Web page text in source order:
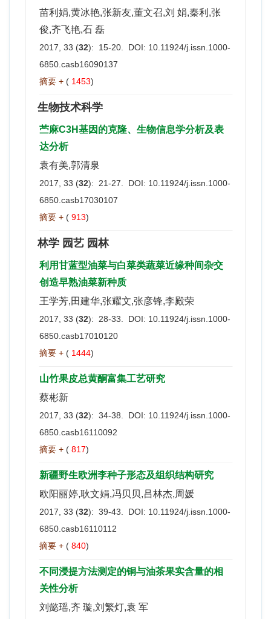
苗利娟,黄冰艳,张新友,董文召,刘 娟,秦利,张
俊,齐飞艳,石 磊
2017, 33 (32): 15-20. DOI: 10.11924/j.issn.1000-
6850.casb16090137
摘要 + ( 1453)
生物技术科学
苎麻C3H基因的克隆、生物信息学分析及表
达分析
袁有美,郭清泉
2017, 33 (32): 21-27. DOI: 10.11924/j.issn.1000-
6850.casb17030107
摘要 + ( 913)
林学 园艺 园林
利用甘蓝型油菜与白菜类蔬菜近缘种间杂交
创造早熟油菜新种质
王学芳,田建华,张耀文,张彦锋,李殿荣
2017, 33 (32): 28-33. DOI: 10.11924/j.issn.1000-
6850.casb17010120
摘要 + ( 1444)
山竹果皮总黄酮富集工艺研究
蔡彬新
2017, 33 (32): 34-38. DOI: 10.11924/j.issn.1000-
6850.casb16110092
摘要 + ( 817)
新疆野生欧洲李种子形态及组织结构研究
欧阳丽婷,耿文娟,冯贝贝,吕林杰,周媛
2017, 33 (32): 39-43. DOI: 10.11924/j.issn.1000-
6850.casb16110112
摘要 + ( 840)
不同浸提方法测定的铜与油茶果实含量的相
关性分析
刘懿瑶,齐 璇,刘繁灯,袁 军